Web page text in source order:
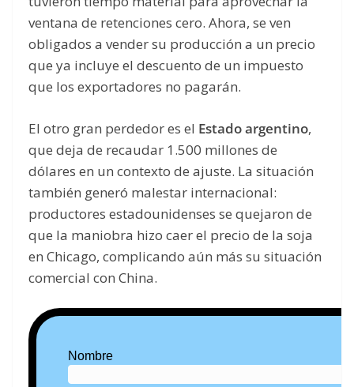
ventana de retenciones cero. Ahora, se ven
obligados a vender su producción a un precio
que ya incluye el descuento de un impuesto
que los exportadores no pagarán.
El otro gran perdedor es el Estado argentino,
que deja de recaudar 1.500 millones de
dólares en un contexto de ajuste. La situación
también generó malestar internacional:
productores estadounidenses se quejaron de
que la maniobra hizo caer el precio de la soja
en Chicago, complicando aún más su situación
comercial con China.
Nombre